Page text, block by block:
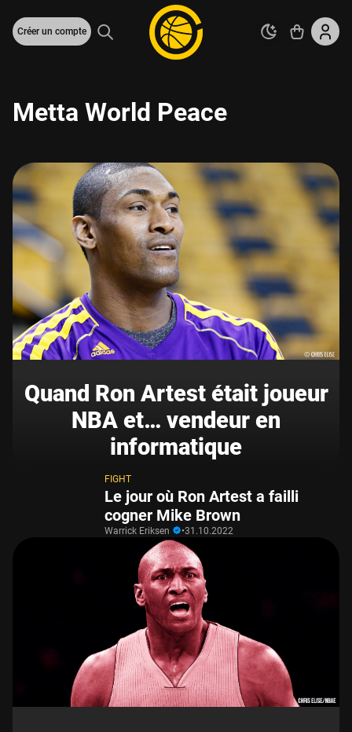
Créer un compte
Metta World Peace
Quand Ron Artest était joueur
NBA et… vendeur en
informatique
FIGHT
Le jour où Ron Artest a failli
cogner Mike Brown
Warrick Eriksen •31.10.2022